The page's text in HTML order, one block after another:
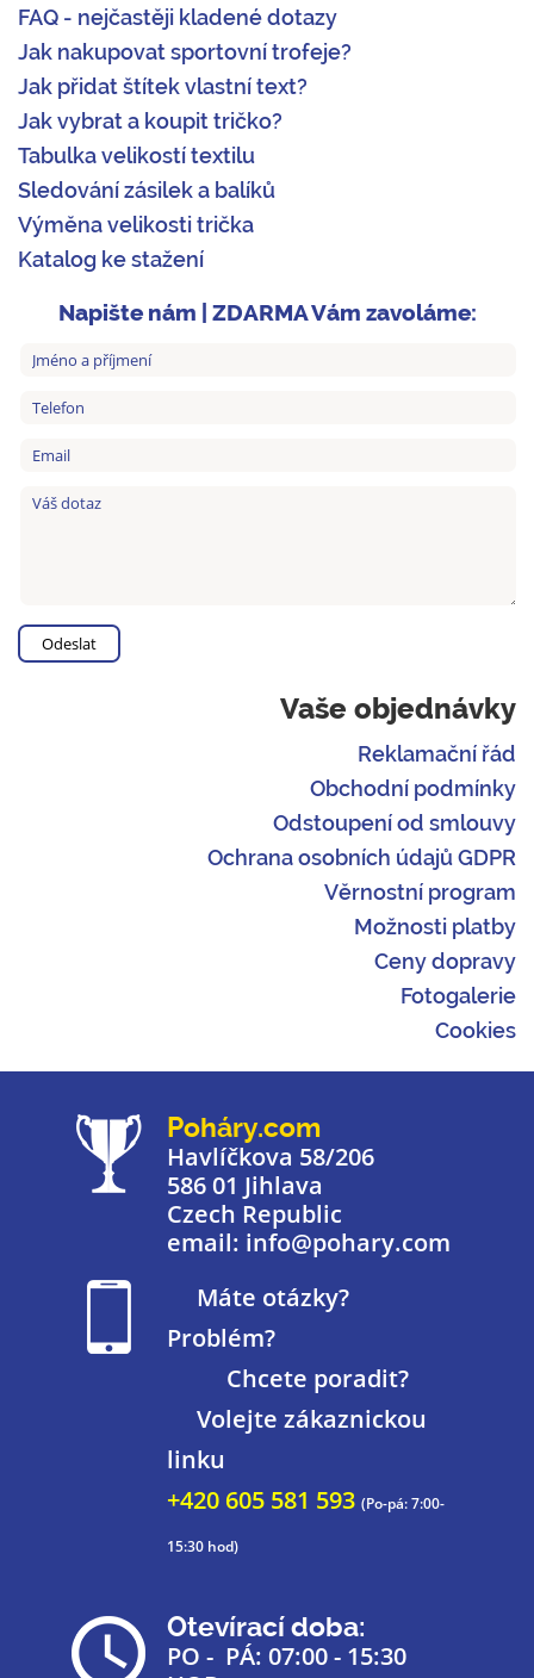
FAQ - nejčastěji kladené dotazy
Jak nakupovat sportovní trofeje?
Jak přidat štítek vlastní text?
Jak vybrat a koupit tričko?
Tabulka velikostí textilu
Sledování zásilek a balíků
Výměna velikosti trička
Katalog ke stažení
Napište nám | ZDARMA Vám zavoláme:
Vaše objednávky
Reklamační řád
Obchodní podmínky
Odstoupení od smlouvy
Ochrana osobních údajů GDPR
Věrnostní program
Možnosti platby
Ceny dopravy
Fotogalerie
Cookies
Poháry.com
Havlíčkova 58/206
586 01 Jihlava
Czech Republic
email: info@pohary.com
Máte otázky?
Problém?
Chcete poradit?
Volejte zákaznickou
linku
+420 605 581 593 (Po-pá: 7:00-
15:30 hod)
Otevírací doba:
PO - PÁ: 07:00 - 15:30